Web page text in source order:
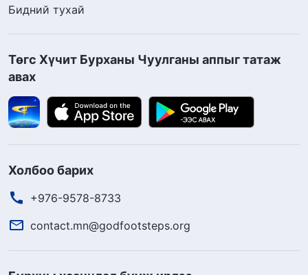
Бидний тухай
Төгс Хүчит Бурханы Чуулганы аппыг татаж
авах
Холбоо барих
+976-9578-8733
contact.mn@godfootsteps.org